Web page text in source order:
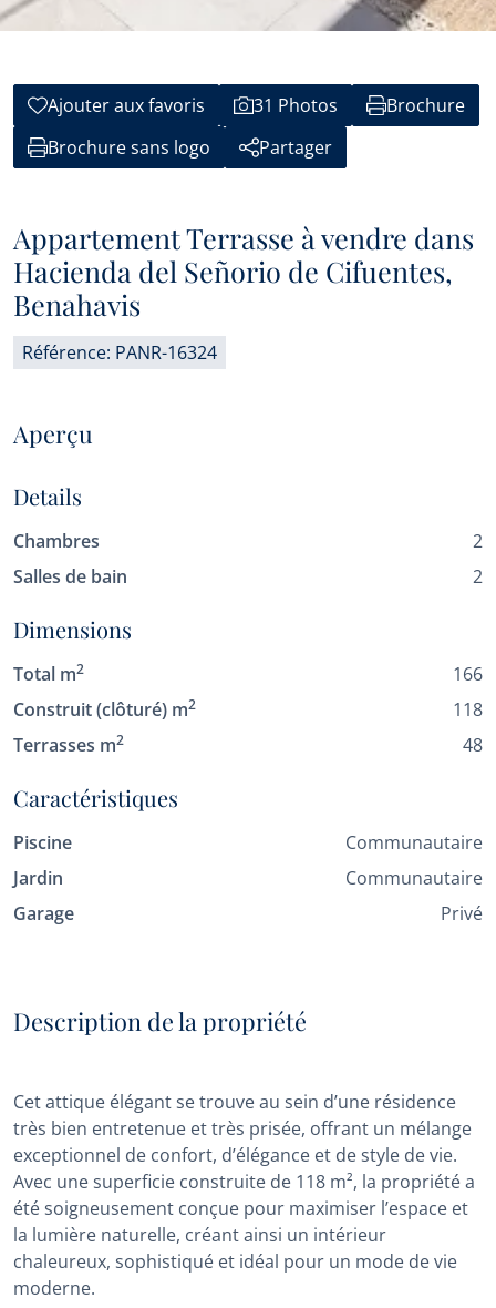
Ajouter aux favoris 31 Photos
Brochure
Brochure sans logo
Partager
Appartement Terrasse à vendre dans
Hacienda del Señorio de Cifuentes,
Benahavis
Référence: PANR-16324
Aperçu
Details
Chambres
2
Salles de bain
2
Dimensions
Total m2
166
Construit (clôturé) m2
118
Terrasses m2 48
Caractéristiques
Piscine
Communautaire
Jardin
Communautaire
Garage
Privé
Description de la propriété
Cet attique élégant se trouve au sein d’une résidence
très bien entretenue et très prisée, offrant un mélange
exceptionnel de confort, d’élégance et de style de vie.
Avec une superficie construite de 118 m², la propriété a
été soigneusement conçue pour maximiser l’espace et
la lumière naturelle, créant ainsi un intérieur
chaleureux, sophistiqué et idéal pour un mode de vie
moderne.